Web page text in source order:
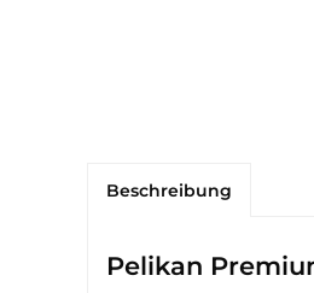
Beschreibung
Pelikan